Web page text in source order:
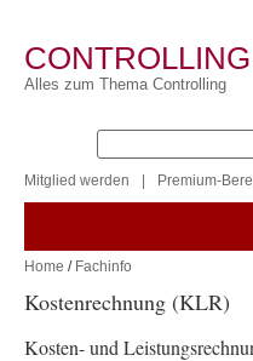
CONTROLLING
Alles zum Thema Controlling
Mitglied werden Premium-
Home / Fachinfo
Kostenrechnung (KLR)
Kosten- und